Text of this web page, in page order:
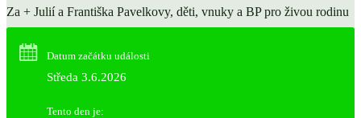
Za + Julií a Františka Pavelkovy, děti, vnuky a BP pro živou rodinu
Datum začátku události
Středa 3.6.2026
Tento den je: